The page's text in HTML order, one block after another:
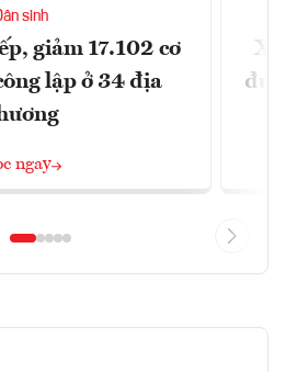
sinh
giảm 17.102 cơ
lập ở 34 địa
ngay